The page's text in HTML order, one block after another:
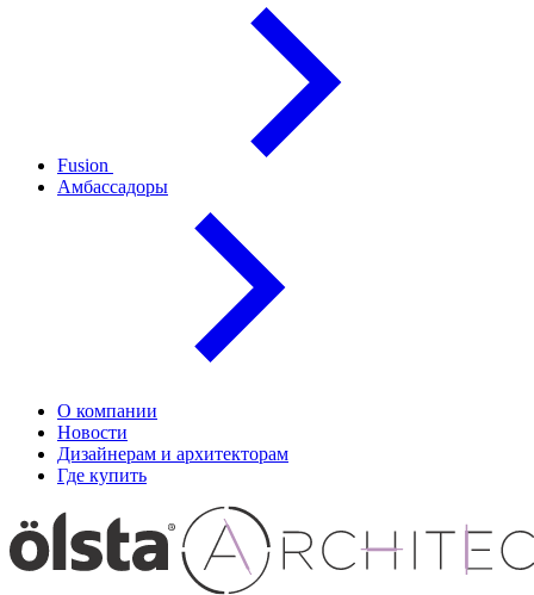
Fusion
Амбассадоры
О компании
Новости
Дизайнерам и архитекторам
Где купить